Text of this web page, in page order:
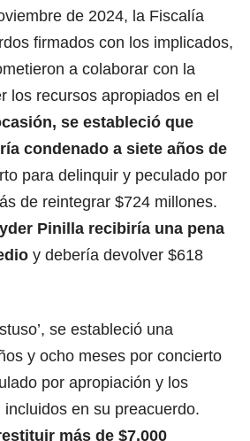
de 2024, la Fiscalía
firmados con los implicados,
a colaborar con la
los recursos apropiados en el
se estableció que
condenado a siete años de
para delinquir y peculado por
de reintegrar $724 millones.
Pinilla recibiría una pena
y debería devolver $618
se estableció una
y ocho meses por concierto
por apropiación y los
en su preacuerdo.
más de $7.000